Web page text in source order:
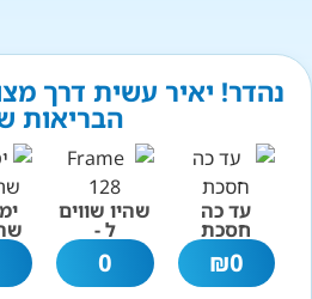
נהדר! יאיר עשית דרך
הבריאות
עד כה
חסכת
0
₪
שהיו שווים
ל -
0